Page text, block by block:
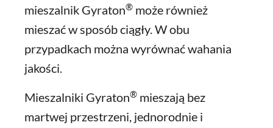
mieszalnik Gyraton® może również
mieszać w sposób ciągły. W obu
przypadkach można wyrównać wahania
jakości.
Mieszalniki Gyraton® mieszają bez
martwej przestrzeni, jednorodnie i